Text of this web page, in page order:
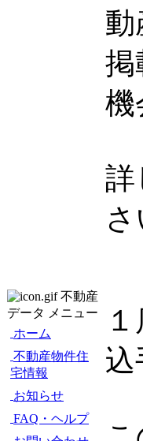
不動産
データ メニュー
ホーム
不動産物件住
宅情報
お知らせ
FAQ・ヘルプ
動
掲
機
詳
さ
込